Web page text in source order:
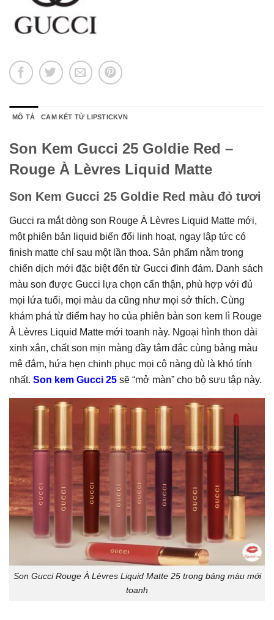
MÔ TẢ CAM KẾT TỪ LIPSTICKVN
Son Kem Gucci 25 Goldie Red –
Rouge À Lèvres Liquid Matte
Son Kem Gucci 25 Goldie Red màu đỏ tươi
Gucci ra mắt dòng son Rouge À Lèvres Liquid Matte mới,
một phiên bản liquid biến đổi linh hoạt, ngay lập tức có
finish matte chỉ sau một lần thoa. Sản phẩm nằm trong
chiến dịch mới đặc biệt đến từ Gucci đình đám. Danh sách
màu son được Gucci lựa chọn cẩn thận, phù hợp với đủ
mọi lứa tuổi, mọi màu da cũng như mọi sở thích. Cùng
khám phá từ điểm hay ho của phiên bản son kem lì Rouge
À Lèvres Liquid Matte mới toanh này. Ngoại hình thon dài
xinh xắn, chất son mịn màng đầy tâm đắc cùng bảng màu
mê đắm, hứa hẹn chinh phục mọi cô nàng dù là khó tính
nhất. Son kem Gucci 25 sẽ “mở màn” cho bộ sưu tập này.
Son Gucci Rouge À Lèvres Liquid Matte 25 trong bảng màu mới
toanh